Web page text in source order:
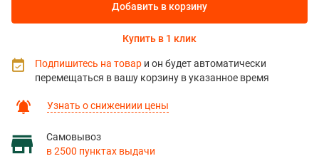
Узнать о снижениии цены
Самовывоз
в 2500 пунктах выдачи
Добавить в корзину
Купить в 1 клик
Подпишитесь на товар и он будет автоматически
перемещаться в вашу корзину в указанное время